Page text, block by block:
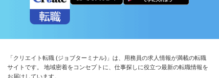
「クリエイト転職 (ジョブターミナル)」は、用務員の求人情報が満載の転職
サイトです。 地域密着をコンセプトに、仕事探しに役立つ最新の転職情報を
お届けしています。